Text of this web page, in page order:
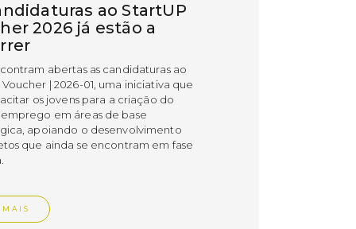
ao StartUP
2026 já estão a
abertas as candidaturas ao
| 2026-01, uma iniciativa que
os jovens para a criação do
em áreas de base
apoiando o desenvolvimento
que ainda se encontram em fase
MAIS